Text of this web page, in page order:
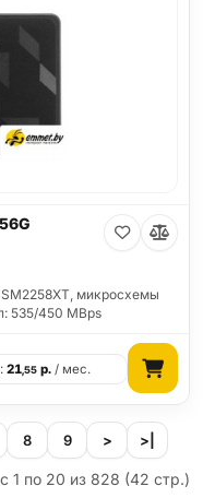
SM2258XT, микросхемы
535/450 MBps
21,55 р. / мес.
8 9 > >|
1 по 20 из 828 (42 стр.)